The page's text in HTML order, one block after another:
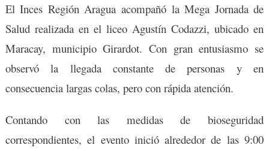
El Inces Región Aragua acompañó la Mega Jornada de
Salud realizada en el liceo Agustín Codazzi, ubicado en
Maracay, municipio Girardot. Con gran entusiasmo se
observó la llegada constante de personas y en
consecuencia largas colas, pero con rápida atención.
Contando con las medidas de bioseguridad
correspondientes, el evento inició alrededor de las 9:00